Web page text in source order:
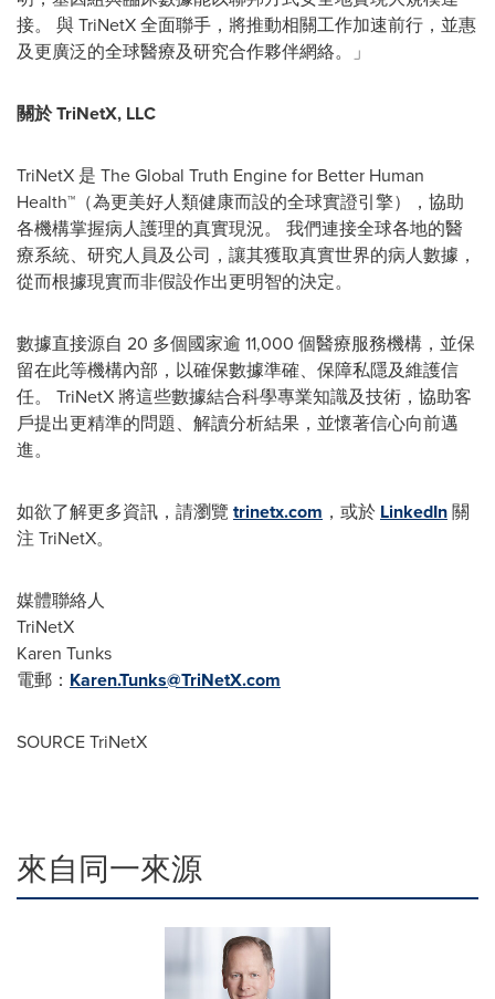
接。 與 TriNetX 全面聯手，將推動相關工作加速前行，並惠
及更廣泛的全球醫療及研究合作夥伴網絡。」
關於 TriNetX, LLC
TriNetX 是 The Global Truth Engine for Better Human
Health™（為更美好人類健康而設的全球實證引擎），協助
各機構掌握病人護理的真實現況。 我們連接全球各地的醫
療系統、研究人員及公司，讓其獲取真實世界的病人數據，
從而根據現實而非假設作出更明智的決定。
數據直接源自 20 多個國家逾 11,000 個醫療服務機構，並保
留在此等機構內部，以確保數據準確、保障私隱及維護信
任。 TriNetX 將這些數據結合科學專業知識及技術，協助客
戶提出更精準的問題、解讀分析結果，並懷著信心向前邁
進。
如欲了解更多資訊，請瀏覽 trinetx.com ，或於 LinkedIn關
注 TriNetX。
媒體聯絡人
TriNetX
Karen Tunks
電郵： Karen.Tunks@TriNetX.com
SOURCE TriNetX
來自同一來源